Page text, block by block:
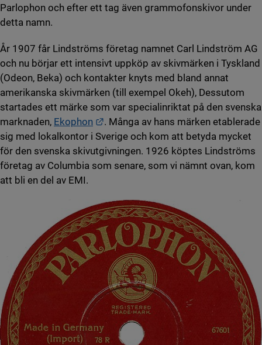
Parlophon och efter ett tag även grammofonskivor under
detta namn.
År 1907 får Lindströms företag namnet Carl Lindström AG
och nu börjar ett intensivt uppköp av skivmärken i Tyskland
(Odeon, Beka) och kontakter knyts med bland annat
amerikanska skivmärken (till exempel Okeh), Dessutom
startades ett märke som var specialinriktat på den svenska
marknaden, Ekophon Länk till annan webbplats.
. Många av hans märken etablerade
sig med lokalkontor i Sverige och kom att betyda mycket
för den svenska skivutgivningen. 1926 köptes Lindströms
företag av Columbia som senare, som vi nämnt ovan, kom
att bli en del av EMI.